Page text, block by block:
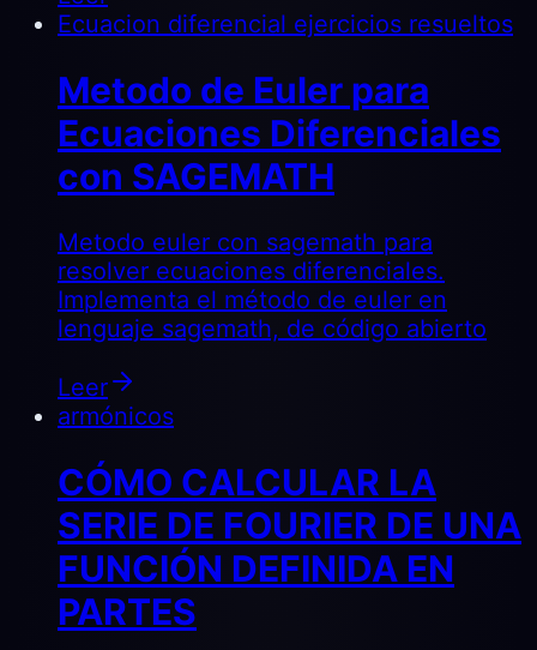
Ecuacion diferencial ejercicios resueltos
Metodo de Euler para
Ecuaciones Diferenciales
con SAGEMATH
Metodo euler con sagemath para
resolver ecuaciones diferenciales.
Implementa el método de euler en
lenguaje sagemath, de código abierto
Leer
armónicos
CÓMO CALCULAR LA
SERIE DE FOURIER DE UNA
FUNCIÓN DEFINIDA EN
PARTES